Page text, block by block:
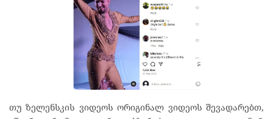
თუ ზელენსკის ვიდეოს ორიგინალ ვიდეოს შევადარებთ,